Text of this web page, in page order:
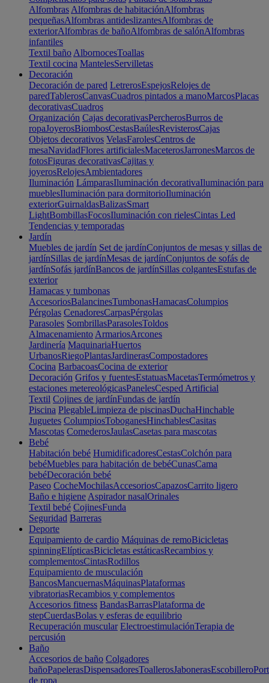
Alfombras Alfombras de habitaciónAlfombras
pequeñasAlfombras antideslizantesAlfombras de
exteriorAlfombras de bañoAlfombras de salónAlfombras
infantiles
Textil baño AlbornocesToallas
Textil cocina MantelesServilletas
Decoración
Decoración de pared LetrerosEspejosRelojes de
paredTablerosCanvasCuadros pintados a manoMarcosPlacas
decorativasCuadros
Organización Cajas decorativasPercherosBurros de
ropaJoyerosBiombosCestasBaúlesRevisterosCajas
Objetos decorativos VelasFarolesCentros de
mesaNavidadFlores artificialesMaceterosJarronesMarcos de
fotosFiguras decorativasCajitas y
joyerosRelojesAmbientadores
Iluminación LámparasIluminación decorativaIluminación para
mueblesIluminación para dormitorioIluminación
exteriorGuirnaldasBalizasSmart
LightBombillasFocosIluminación con rielesCintas Led
Tendencias y temporadas
Jardín
Muebles de jardín Set de jardínConjuntos de mesas y sillas de
jardínSillas de jardínMesas de jardínConjuntos de sofás de
jardínSofás jardínBancos de jardínSillas colgantesEstufas de
exterior
Hamacas y tumbonas
AccesoriosBalancinesTumbonasHamacasColumpios
Pérgolas CenadoresCarpasPérgolas
Parasoles SombrillasParasolesToldos
Almacenamiento ArmariosArcones
Jardinería MaquinariaHuertos
UrbanosRiegoPlantasJardinerasCompostadores
Cocina BarbacoasCocina de exterior
Decoración Grifos y fuentesEstatuasMacetasTermómetros y
estaciones metereológicasPanelesCesped Artificial
Textil Cojines de jardínFundas de jardín
Piscina PlegableLimpieza de piscinasDuchaHinchable
Juguetes ColumpiosToboganesHinchablesCasitas
Mascotas ComederosJaulasCasetas para mascotas
Bebé
Habitación bebé HumidificadoresCestasColchón para
bebéMuebles para habitación de bebéCunasCama
bebéDecoración bebé
Paseo CocheMochilasAccesoriosCapazosCarrito ligero
Baño e higiene Aspirador nasalOrinales
Textil bebé CojinesFunda
Seguridad Barreras
Deporte
Equipamiento de cardio Máquinas de remoBicicletas
spinningElípticasBicicletas estáticasRecambios y
complementosCintasRodillos
Equipamiento de musculación
BancosMancuernasMáquinasPlataformas
vibratoriasRecambios y complementos
Accesorios fitness BandasBarrasPlataforma de
stepCuerdasBolas y esferas de equilibrio
Recuperación muscular ElectroestimulaciónTerapia de
percusión
Baño
Accesorios de baño Colgadores
bañoPapelerasDispensadoresToallerosJabonerasEscobillero
de ropa